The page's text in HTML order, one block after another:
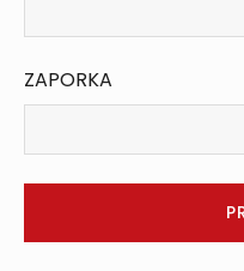
ZAPORKA